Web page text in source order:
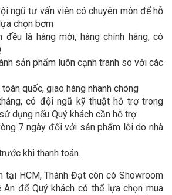
ngũ tư vấn viên có chuyên môn để hỗ
chọn bơm
đều là hàng mới, hàng chính hãng, có
sản phẩm luôn cạnh tranh so với các
quốc, giao hàng nhanh chóng
có đội ngũ kỹ thuật hỗ trợ trong
dụng nếu Quý khách cần hỗ trợ
7 ngày đối với sản phẩm lỗi do nhà
khi thanh toán.
tại HCM, Thành Đạt còn có Showroom
để Quý khách có thể lựa chọn mua